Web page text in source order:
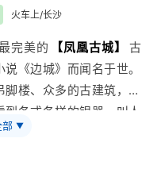
的奇迹”全程都是玻璃为
乘寻宝电梯（需另行付
谷景区】，整个大峡谷
，峡谷中的两面石壁，
飞瀑神泉比比皆是，一
里植被繁茂，宛如来到
玻璃桥也为世人展现张
火车上/长沙
完美的 【凤凰古城】
古
《边城》而闻名于世。
楼、众多的古建筑，走
各式各样的银器，叫人
产，让人惊叹的苗家老
过程，以及浓厚的苗族
部 ▼